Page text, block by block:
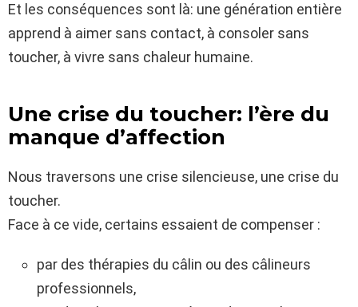
Et les conséquences sont là: une génération entière
apprend à aimer sans contact, à consoler sans
toucher, à vivre sans chaleur humaine.
Une crise du toucher: l’ère du
manque d’affection
Nous traversons une crise silencieuse, une crise du
toucher.
Face à ce vide, certains essaient de compenser :
par des thérapies du câlin ou des câlineurs
professionnels,